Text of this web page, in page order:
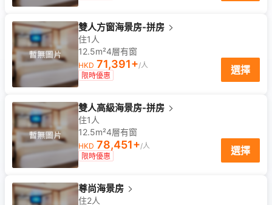
雙人方窗海景房-拼房
住1人
12.5m²4層有窗
HKD 71,391+/人
限時優惠
選擇
雙人高級海景房-拼房
住1人
12.5m²4層有窗
HKD 78,451+/人
限時優惠
選擇
尊尚海景房
住2人